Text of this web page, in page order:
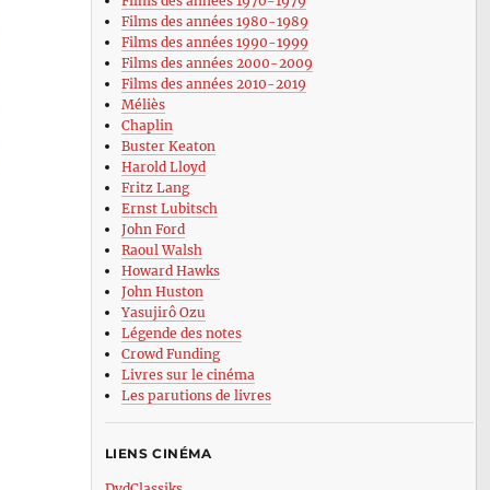
Films des années 1980-1989
Films des années 1990-1999
Films des années 2000-2009
Films des années 2010-2019
Méliès
Chaplin
Buster Keaton
Harold Lloyd
Fritz Lang
Ernst Lubitsch
John Ford
Raoul Walsh
Howard Hawks
John Huston
Yasujirô Ozu
Légende des notes
Crowd Funding
Livres sur le cinéma
Les parutions de livres
LIENS CINÉMA